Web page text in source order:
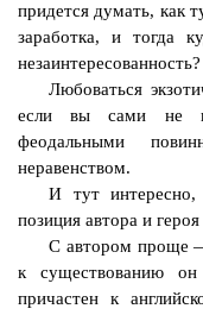
придется думать, как
заработка, и тогда
незаинтересованность?
Любоваться
если вы сами не
феодальными
неравенством.
И тут интересно,
позиция автора и
С автором проще —
к существованию он
причастен к